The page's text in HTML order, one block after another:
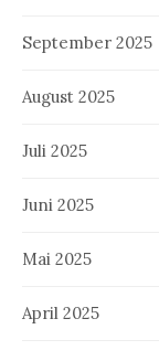
September 2025
August 2025
Juli 2025
Juni 2025
Mai 2025
April 2025